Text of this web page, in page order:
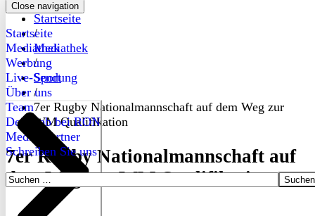
Close navigation
Startseite
Mediathek
Werbung
Live-Sendung
Über uns
Team
Dein Job bei RON
Medienpartner
Schreiben Sie uns
Suchen
Startseite
/
Mediathek
/
Sport
/
7er Rugby Nationalmannschaft auf dem Weg zur
WM Qualifikation
7er Rugby Nationalmannschaft auf
dem Weg zur WM Qualifikation